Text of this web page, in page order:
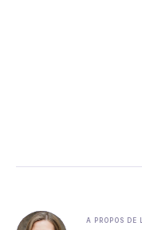
A PROPOS DE